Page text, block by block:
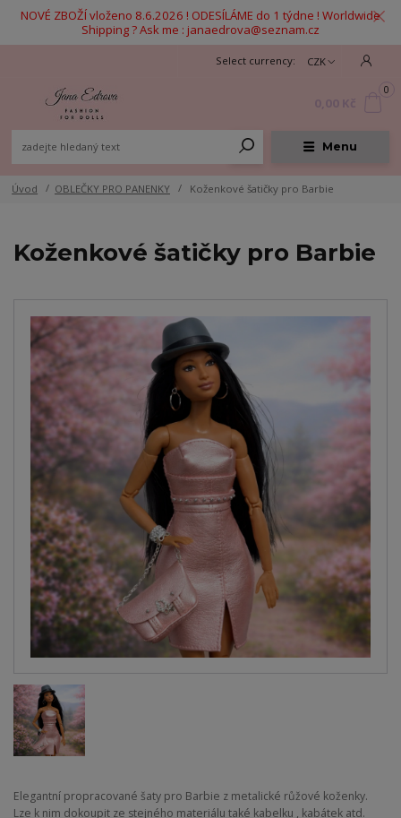
NOVÉ ZBOŽÍ vloženo 8.6.2026 ! ODESÍLÁME do 1 týdne ! Worldwide
Shipping ? Ask me : janaedrova@seznam.cz
Menu
CZK
0
Úvod OBLEČKY PRO PANENKY Koženkové šatičky pro Barbie
Koženkové šatičky pro Barbie
Elegantní propracované šaty pro Barbie z metalické růžové koženky.
Lze k nim dokoupit ze stejného materiálu také kabelku , kabátek atd.